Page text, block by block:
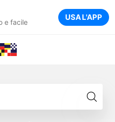
e facile USA L'APP